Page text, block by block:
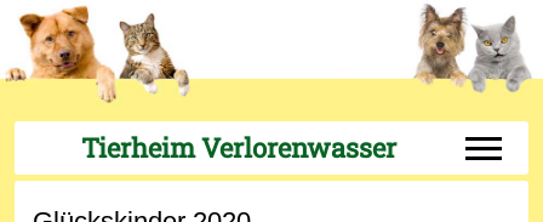
Tierheim Verlorenwasser Off-